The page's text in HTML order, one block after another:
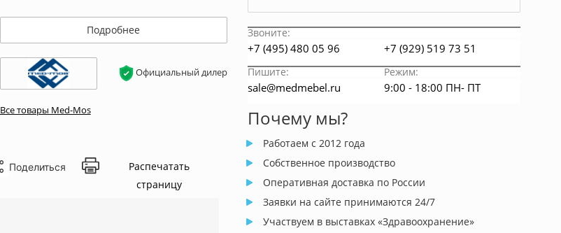
Подробнее
Официальный дилер
Все товары Med-Mos
Поделиться
Распечатать
страницу
Звоните:
+7 (495) 480 05 96 +7 (929) 519 73 51
Пишите: Режим:
sale@medmebel.ru 9:00 - 18:00 ПН- ПТ
Почему мы?
Работаем с 2012 года
Собственное производство
Оперативная доставка по России
Заявки на сайте принимаются 24/7
Участвуем в выставках «Здравоохранение»